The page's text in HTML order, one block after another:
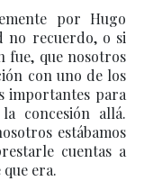
por Hugo
no recuerdo, o si
fue, que nosotros
con uno de los
importantes para
concesión allá.
estábamos
cuentas a
era.